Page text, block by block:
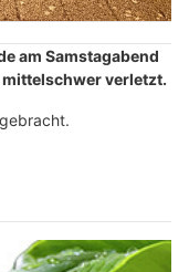
am Samstagabend
verletzt.